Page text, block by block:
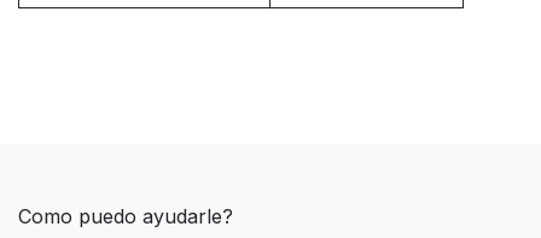
Como puedo ayudarle?